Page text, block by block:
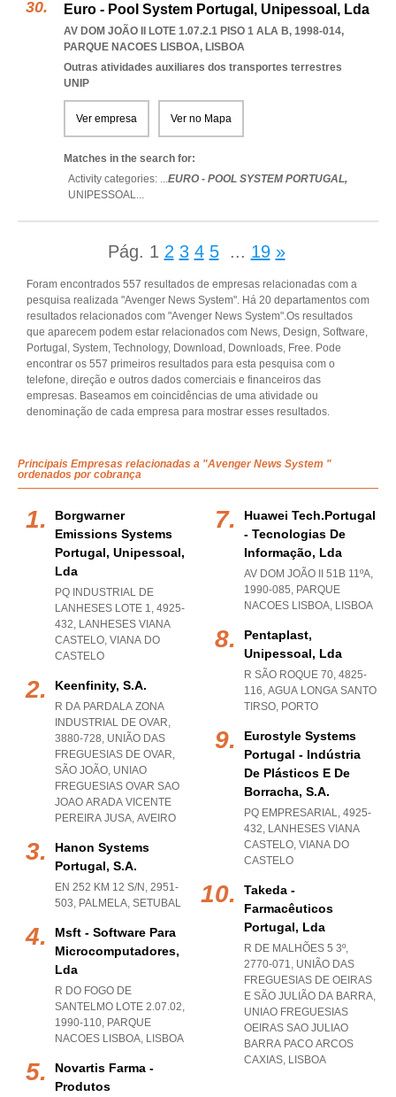
Euro - Pool System Portugal, Unipessoal, Lda
AV DOM JOÃO II LOTE 1.07.2.1 PISO 1 ALA B, 1998-014,
PARQUE NACOES LISBOA, LISBOA
Outras atividades auxiliares dos transportes terrestres
UNIP
Ver empresa Ver no Mapa
Matches in the search for:
Activity categories: ...EURO - POOL SYSTEM PORTUGAL,
UNIPESSOAL...
Pág. 1 2 3 4 5 ... 19 »
Foram encontrados 557 resultados de empresas relacionadas com a
pesquisa realizada "Avenger News System". Há 20 departamentos com
resultados relacionados com "Avenger News System".Os resultados
que aparecem podem estar relacionados com News, Design, Software,
Portugal, System, Technology, Download, Downloads, Free. Pode
encontrar os 557 primeiros resultados para esta pesquisa com o
telefone, direção e outros dados comerciais e financeiros das
empresas. Baseamos em coincidências de uma atividade ou
denominação de cada empresa para mostrar esses resultados.
Principais Empresas relacionadas a "Avenger News System "
ordenados por cobrança
Borgwarner
Emissions Systems
Portugal, Unipessoal,
Lda
PQ INDUSTRIAL DE
LANHESES LOTE 1, 4925-
432, LANHESES VIANA
CASTELO, VIANA DO
CASTELO
Keenfinity, S.a.
R DA PARDALA ZONA
INDUSTRIAL DE OVAR,
3880-728, UNIÃO DAS
FREGUESIAS DE OVAR,
SÃO JOÃO, UNIAO
FREGUESIAS OVAR SAO
JOAO ARADA VICENTE
PEREIRA JUSA, AVEIRO
Hanon Systems
Portugal, S.a.
EN 252 KM 12 S/N, 2951-
503, PALMELA, SETUBAL
Msft - Software Para
Microcomputadores,
Lda
R DO FOGO DE
SANTELMO LOTE 2.07.02,
1990-110, PARQUE
NACOES LISBOA, LISBOA
Novartis Farma -
Produtos
Huawei Tech.portugal
- Tecnologias De
Informação, Lda
AV DOM JOÃO II 51B 11ºA,
1990-085, PARQUE
NACOES LISBOA, LISBOA
Pentaplast,
Unipessoal, Lda
R SÃO ROQUE 70, 4825-
116, AGUA LONGA SANTO
TIRSO, PORTO
Eurostyle Systems
Portugal - Indústria
De Plásticos E De
Borracha, S.a.
PQ EMPRESARIAL, 4925-
432, LANHESES VIANA
CASTELO, VIANA DO
CASTELO
Takeda -
Farmacêuticos
Portugal, Lda
R DE MALHÕES 5 3º,
2770-071, UNIÃO DAS
FREGUESIAS DE OEIRAS
E SÃO JULIÃO DA BARRA,
UNIAO FREGUESIAS
OEIRAS SAO JULIAO
BARRA PACO ARCOS
CAXIAS, LISBOA